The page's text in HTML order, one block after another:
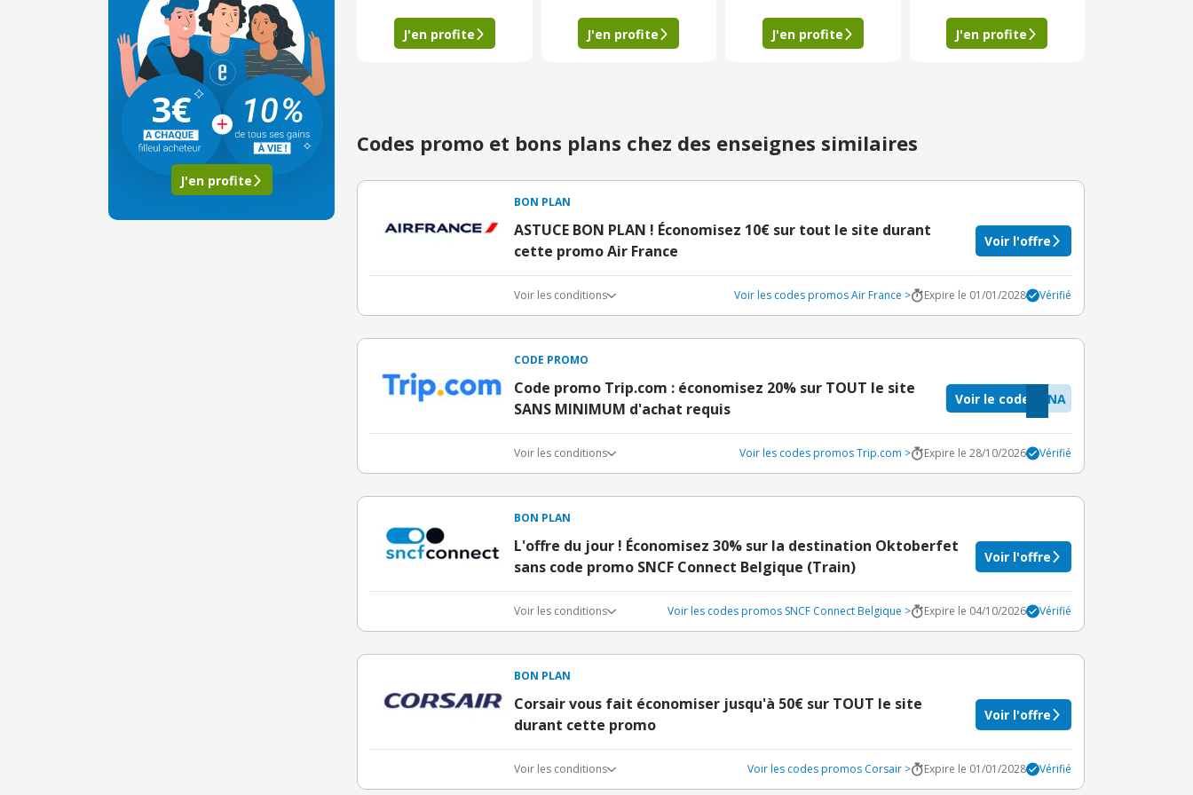
3€
J'en profite
J'en profite J'en profite J'en profite J'en profite
Codes promo et bons plans chez des enseignes similaires
BON PLAN
ASTUCE BON PLAN ! Économisez 10€ sur tout le site durant
cette promo Air France
Voir l'offre
Voir les conditions Voir les codes promos Air France > Expire le 01/01/2028 Vérifié
CODE PROMO
Code promo Trip.com : économisez 20% sur TOUT le site
SANS MINIMUM d'achat requis
MNA
Voir le code
Voir les conditions Voir les codes promos Trip.com > Expire le 28/10/2026 Vérifié
BON PLAN
L'offre du jour ! Économisez 30% sur la destination Oktoberfet
sans code promo SNCF Connect Belgique (Train)
Voir l'offre
Voir les conditions Voir les codes promos SNCF Connect Belgique > Expire le 04/10/2026 Vérifié
BON PLAN
Corsair vous fait économiser jusqu'à 50€ sur TOUT le site
durant cette promo
Voir l'offre
Voir les conditions Voir les codes promos Corsair > Expire le 01/01/2028 Vérifié